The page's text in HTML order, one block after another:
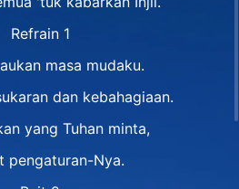
Refrain 1
masa mudaku.
dan kebahagiaan.
yang Tuhan minta,
pengaturan-Nya.